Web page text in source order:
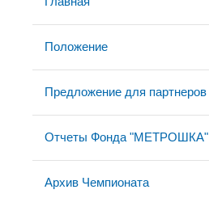
Положение
Предложение для партнеров
Отчеты Фонда "МЕТРОШКА"
Архив Чемпионата